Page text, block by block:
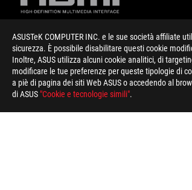
ASUSTeK COMPUTER INC. e le sue società affiliate
sicurezza. È possibile disabilitare questi cookie
Inoltre, ASUS utilizza alcuni cookie analitici, di
modificare le tue preferenze per queste tipologie di
a piè di pagina dei siti Web ASUS o accedendo al
di ASUS "Cookie e tecnologie simili".
Disclaimer
ATTENZIONE: Le caratteristiche tecniche
quelle presenti sui Singoli Modelli
informazioni su prezzi e configurazioni
informazioni su prezzi e configurazioni
I termini HDMI, Interfaccia multimediale
commerciali o marchi commerciali